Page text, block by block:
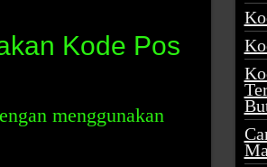
Kode Pos
menggunakan